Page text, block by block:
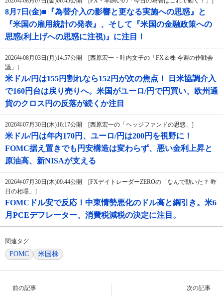
8月7日(金)■『為替介入の影響と更なる実施への思惑』と
『米国の雇用統計の発表』、そして『米国の金融政策への
思惑(利上げへの思惑に注視)』に注目！
2026年08月03日(月)14:57公開 [西原宏一・叶内文子の「FX＆株 今週の作戦会
議」]
米ドル/円は155円割れなら152円が次の焦点！ 日米協調介入
で160円台は戻り売りへ。米国がユーロ/円で円買い、欧州通
貨のクロス円の反落が続くか注目
2026年07月30日(木)16:17公開 [西原宏一の「ヘッジファンドの思惑」]
米ドル/円は年内170円、ユーロ/円は200円を視野に！
FOMC据え置きでも円安構造は変わらず、悪い金利上昇と
原油高、新NISAが支える
2026年07月30日(木)09:44公開 [FXデイトレーダーZEROの「なんで動いた？ 昨
日の相場」]
FOMCドル安で反応！中東情勢悪化のドル高と綱引き。米6
月PCEデフレーター、消費税減税の決定に注目。
関連タグ
FOMC 米国株
前の記事 次の記事